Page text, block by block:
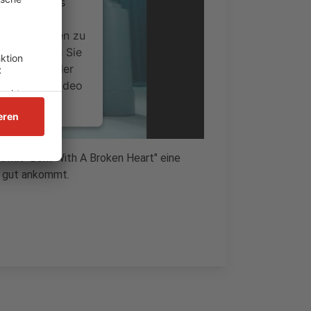
kann Daten zu
Bitte lesen Sie
Sie der
dieses Video
"Born With A Broken Heart" eine
ankommt.